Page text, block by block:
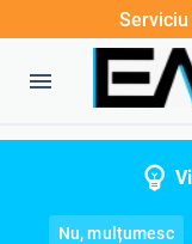
Nu, mulțumesc